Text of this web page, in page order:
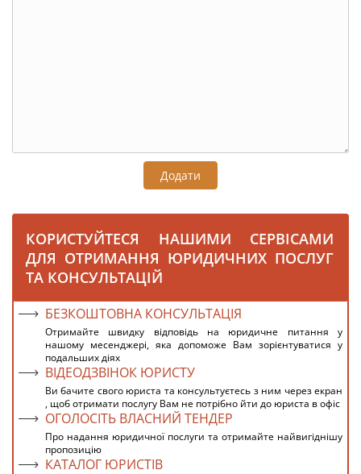
Додати
КОРИСТУЙТЕСЯ НАШИМИ СЕРВІСАМИ
ДЛЯ ОТРИМАННЯ ЮРИДИЧНИХ ПОСЛУГ
ТА КОНСУЛЬТАЦІЙ
БЕЗКОШТОВНА КОНСУЛЬТАЦІЯ
Отримайте швидку відповідь на юридичне питання у
нашому месенджері, яка допоможе Вам зорієнтуватися у
подальших діях
ВІДЕОДЗВІНОК ЮРИСТУ
Ви бачите свого юриста та консультуєтесь з ним через екран
, щоб отримати послугу Вам не потрібно йти до юриста в офіс
ОГОЛОСІТЬ ВЛАСНИЙ ТЕНДЕР
Про надання юридичної послуги та отримайте найвигіднішу
пропозицію
КАТАЛОГ ЮРИСТІВ